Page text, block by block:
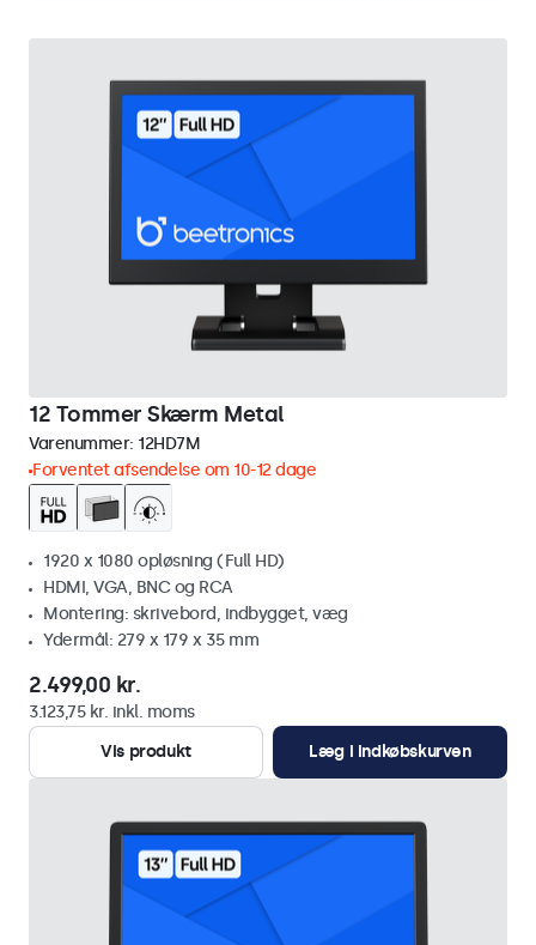
12 Tommer Skærm Metal
Varenummer: 12HD7M
Forventet afsendelse om 10-12 dage
1920 x 1080 opløsning (Full HD)
HDMI, VGA, BNC og RCA
Montering: skrivebord, indbygget, væg
Ydermål: 279 x 179 x 35 mm
2.499,00 kr.
3.123,75 kr. inkl. moms
Vis produkt
Læg i indkøbskurven